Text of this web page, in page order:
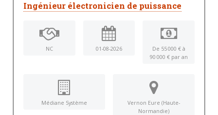
Ingénieur électronicien de puissance
NC 01-08-2026
De 55 000 € à
90 000 € par an
Médiane Système
Vernon Eure (Haute-
Normandie)